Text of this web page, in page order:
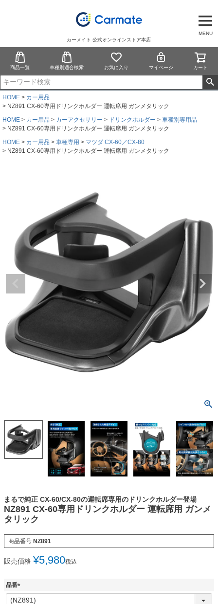
MENU
カーメイト 公式オンラインストア本店
商品一覧 車種別適合検索 お気に入り マイページ カート
HOME
カー用品
NZ891 CX-60専用ドリンクホルダー 運転席用 ガンメタリック
HOME
カー用品 カーアクセサリー ドリンクホルダー
車種別専用品
NZ891 CX-60専用ドリンクホルダー 運転席用 ガンメタリック
HOME
カー用品 車種専用
マツダ CX-60／CX-80
NZ891 CX-60専用ドリンクホルダー 運転席用 ガンメタリック
まるで純正 CX-60/CX-80の運転席専用のドリンクホルダー登場
NZ891 CX-60専用ドリンクホルダー 運転席用 ガンメ
タリック
商品番号 NZ891
販売価格 ¥5,980税込
品番
(